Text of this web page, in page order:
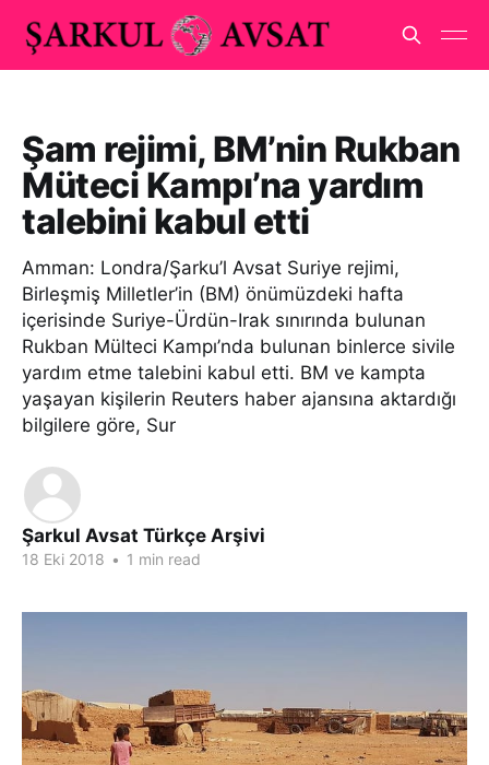
Şam rejimi, BM’nin Rukban
Müteci Kampı’na yardım
talebini kabul etti
Amman: Londra/Şarku’l Avsat Suriye rejimi,
Birleşmiş Milletler’in (BM) önümüzdeki hafta
içerisinde Suriye-Ürdün-Irak sınırında bulunan
Rukban Mülteci Kampı’nda bulunan binlerce sivile
yardım etme talebini kabul etti. BM ve kampta
yaşayan kişilerin Reuters haber ajansına aktardığı
bilgilere göre, Sur
Şarkul Avsat Türkçe Arşivi
18 Eki 2018 • 1 min read